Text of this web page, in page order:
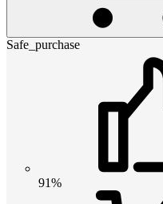
Safe_purchase
91%